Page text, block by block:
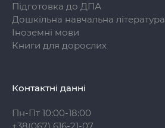
Підготовка до ДПА
Дошкільна навчальна література
Іноземні мови
Книги для дорослих
Контактні данні
Пн-Пт 10:00-18:00